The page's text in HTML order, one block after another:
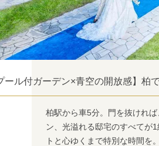
ール付ガーデン×青空の開放感】柏
柏駅から車5分。門を抜けれ
ン、光溢れる邸宅のすべてが
トと心ゆくまで特別な時間を。